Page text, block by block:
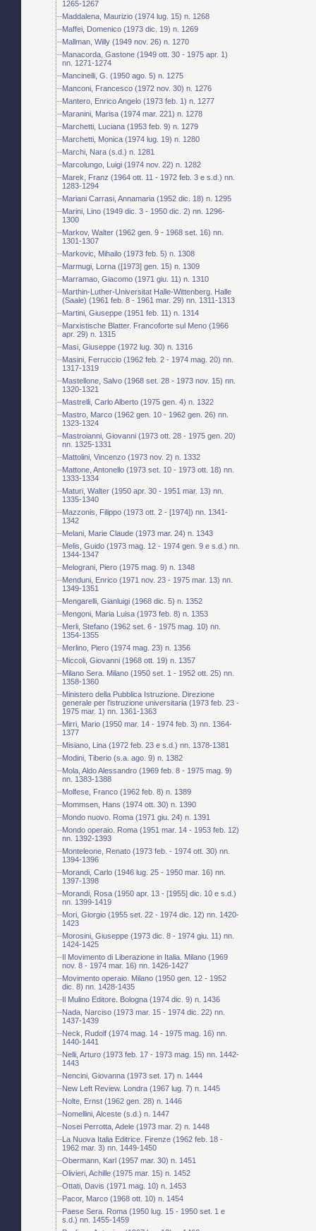
1265-1267
Maddalena, Maurizio (1974 lug. 15) n. 1268
Maffei, Domenico (1973 dic. 19) n. 1269
Mallman, Willy (1949 nov. 26) n. 1270
Manacorda, Gastone (1949 ott. 30 - 1975 apr. 1)
nn. 1271-1274
Mancinelli, G. (1950 ago. 5) n. 1275
Manconi, Francesco (1972 nov. 30) n. 1276
Mantero, Enrico Angelo (1973 feb. 1) n. 1277
Maranini, Marisa (1974 mar. 221) n. 1278
Marchetti, Luciana (1953 feb. 9) n. 1279
Marchetti, Monica (1974 lug. 19) n. 1280
Marchi, Nara (s.d.) n. 1281
Marcolungo, Luigi (1974 nov. 22) n. 1282
Marek, Franz (1964 ott. 11 - 1972 feb. 3 e s.d.) nn.
1283-1294
Mariani Carrasi, Annamaria (1952 dic. 18) n. 1295
Marini, Lino (1949 dic. 3 - 1950 dic. 2) nn. 1296-
1300
Markov, Walter (1962 gen. 9 - 1968 set. 16) nn.
1301-1307
Markovic, Mihailo (1973 feb. 5) n. 1308
Marmugi, Lorna ([1973] gen. 15) n. 1309
Marramao, Giacomo (1971 giu. 11) n. 1310
Marthin-Luther-Universitat Halle-Wittenberg. Halle
(Saale) (1961 feb. 8 - 1961 mar. 29) nn. 1311-1313
Martini, Giuseppe (1951 feb. 11) n. 1314
Marxistische Blatter. Francoforte sul Meno (1966
apr. 29) n. 1315
Masi, Giuseppe (1972 lug. 30) n. 1316
Masini, Ferruccio (1962 feb. 2 - 1974 mag. 20) nn.
1317-1319
Mastellone, Salvo (1968 set. 28 - 1973 nov. 15) nn.
1320-1321
Mastrelli, Carlo Alberto (1975 gen. 4) n. 1322
Mastro, Marco (1962 gen. 10 - 1962 gen. 26) nn.
1323-1324
Mastroianni, Giovanni (1973 ott. 28 - 1975 gen. 20)
nn. 1325-1331
Mattolini, Vincenzo (1973 nov. 2) n. 1332
Mattone, Antonello (1973 set. 10 - 1973 ott. 18) nn.
1333-1334
Maturi, Walter (1950 apr. 30 - 1951 mar. 13) nn.
1335-1340
Mazzonis, Filippo (1973 ott. 2 - [1974]) nn. 1341-
1342
Melani, Marie Claude (1973 mar. 24) n. 1343
Melis, Guido (1973 mag. 12 - 1974 gen. 9 e s.d.) nn.
1344-1347
Melograni, Piero (1975 mag. 9) n. 1348
Menduni, Enrico (1971 nov. 23 - 1975 mar. 13) nn.
1349-1351
Mengarelli, Gianluigi (1968 dic. 5) n. 1352
Mengoni, Maria Luisa (1973 feb. 8) n. 1353
Merli, Stefano (1962 set. 6 - 1975 mag. 10) nn.
1354-1355
Merlino, Piero (1974 mag. 23) n. 1356
Miccoli, Giovanni (1968 ott. 19) n. 1357
Milano Sera. Milano (1950 set. 1 - 1952 ott. 25) nn.
1358-1360
Ministero della Pubblica Istruzione. Direzione
generale per l'istruzione universitaria (1973 feb. 23 -
1975 mar. 1) nn. 1361-1363
Mirri, Mario (1950 mar. 14 - 1974 feb. 3) nn. 1364-
1377
Misiano, Lina (1972 feb. 23 e s.d.) nn. 1378-1381
Modini, Tiberio (s.a. ago. 9) n. 1382
Mola, Aldo Alessandro (1969 feb. 8 - 1975 mag. 9)
nn. 1383-1388
Molfese, Franco (1962 feb. 8) n. 1389
Mommsen, Hans (1974 ott. 30) n. 1390
Mondo nuovo. Roma (1971 giu. 24) n. 1391
Mondo operaio. Roma (1951 mar. 14 - 1953 feb. 12)
nn. 1392-1393
Monteleone, Renato (1973 feb. - 1974 ott. 30) nn.
1394-1396
Morandi, Carlo (1946 lug. 25 - 1950 mar. 16) nn.
1397-1398
Morandi, Rosa (1950 apr. 13 - [1955] dic. 10 e s.d.)
nn. 1399-1419
Mori, Giorgio (1955 set. 22 - 1974 dic. 12) nn. 1420-
1423
Morosini, Giuseppe (1973 dic. 8 - 1974 giu. 11) nn.
1424-1425
Il Movimento di Liberazione in Italia. Milano (1969
nov. 8 - 1974 mar. 16) nn. 1426-1427
Movimento operaio. Milano (1950 gen. 12 - 1952
dic. 8) nn. 1428-1435
Il Mulino Editore. Bologna (1974 dic. 9) n. 1436
Nada, Narciso (1973 mar. 15 - 1974 dic. 22) nn.
1437-1439
Neck, Rudolf (1974 mag. 14 - 1975 mag. 16) nn.
1440-1441
Nelli, Arturo (1973 feb. 17 - 1973 mag. 15) nn. 1442-
1443
Nencini, Giovanna (1973 set. 17) n. 1444
New Left Review. Londra (1967 lug. 7) n. 1445
Nolte, Ernst (1962 gen. 28) n. 1446
Nomellini, Alceste (s.d.) n. 1447
Nosei Perrotta, Adele (1973 mar. 2) n. 1448
La Nuova Italia Editrice. Firenze (1962 feb. 18 -
1962 mar. 3) nn. 1449-1450
Obermann, Karl (1957 mar. 30) n. 1451
Olivieri, Achille (1975 mar. 15) n. 1452
Ottati, Davis (1971 mag. 10) n. 1453
Pacor, Marco (1968 ott. 10) n. 1454
Paese Sera. Roma (1950 lug. 15 - 1950 set. 1 e
s.d.) nn. 1455-1459